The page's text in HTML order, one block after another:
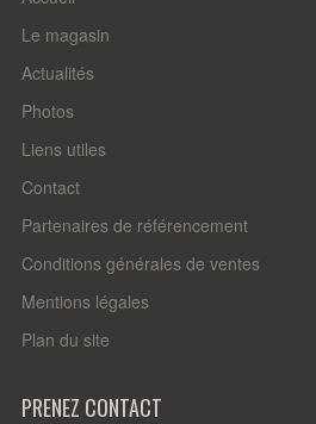
Le magasin
Actualités
Photos
Liens utiles
Contact
Partenaires de référencement
Conditions générales de ventes
Mentions légales
Plan du site
PRENEZ CONTACT